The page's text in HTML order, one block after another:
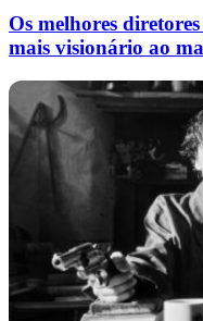
Os melhores
mais visionário ao